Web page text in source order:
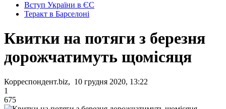
Вступ України в ЄС
Теракт в Барселоні
Квитки на потяги з березня
дорожчатимуть щомісяця
Корреспондент.biz, 10 грудня 2020, 13:22
1
675